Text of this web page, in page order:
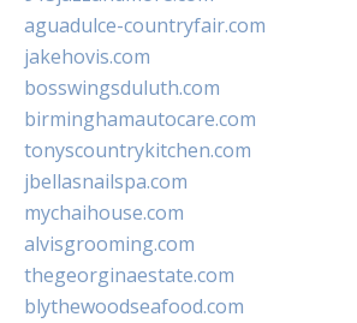
aguadulce-countryfair.com
jakehovis.com
bosswingsduluth.com
birminghamautocare.com
tonyscountrykitchen.com
jbellasnailspa.com
mychaihouse.com
alvisgrooming.com
thegeorginaestate.com
blythewoodseafood.com